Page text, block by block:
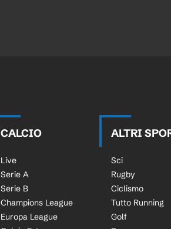
CALCIO
Live
Serie A
Serie B
Champions League
Europa League
ALTRI
Sci
Rugby
Ciclismo
Tutto Running
Golf